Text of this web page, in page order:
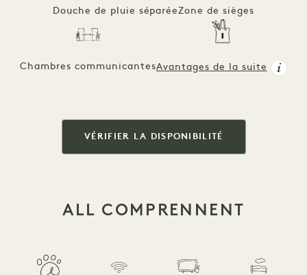
Douche de pluie séparéeZone de sièges
Chambres communicantesAvantages de la suite
VÉRIFIER LA DISPONIBILITÉ
ALL COMPRENNENT